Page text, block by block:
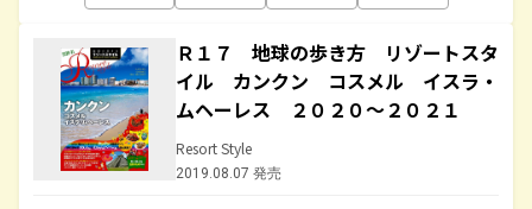
Ｒ１７ 地球の歩き方 リゾートスタ
イル カンクン コスメル イスラ・
ムヘーレス ２０２０～２０２１
Resort Style
2019.08.07 発売